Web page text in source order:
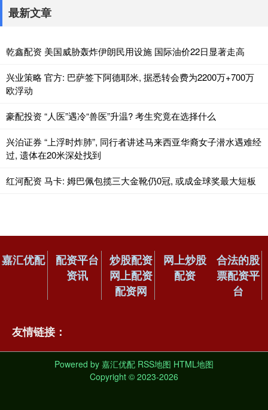
最新文章
乾鑫配资 美国威胁轰炸伊朗民用设施 国际油价22日显著走高
兴业策略 官方: 巴萨签下阿德耶米, 据悉转会费为2200万+700万
欧浮动
豪配投资 “人医”遇冷“兽医”升温? 考生究竟在选择什么
兴泊证券 “上浮时炸肺”, 同行者讲述马来西亚华裔女子潜水遇难经
过, 遗体在20米深处找到
红河配资 马卡: 姆巴佩包揽三大金靴仍0冠, 或成金球奖最大短板
嘉汇优配
配资平台
资讯
炒股配资
网上配资
配资网
网上炒股
配资
合法的股
票配资平
台
友情链接：
Powered by 嘉汇优配 RSS地图 HTML地图
Copyright © 2023-2026